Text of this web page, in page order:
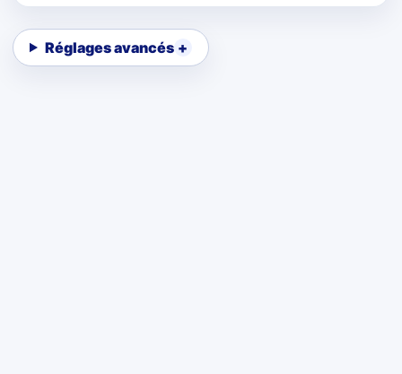
Réglages avancés